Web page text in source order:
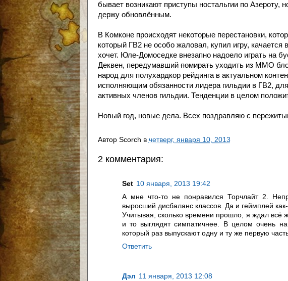
бывает возникают приступы ностальгии по Азероту,
держу обновлённым.
В Комконе происходят некоторые перестановки,
который ГВ2 не особо жаловал, купил игру,
хочет. Юле-Домоседке внезапно надоело играть на
Деквен, передумавшийпомиратьуходить из ММО
народ для полухардкор рейдинга в актуальном
исполняющим обязанности лидера гильдии в ГВ2,
активных членов гильдии. Тенденции в целом
Новый год, новые дела. Всех поздравляю с
Автор Scorch в четверг, января 10, 2013
2 комментария:
Set 10 января, 2013 19:42
А мне что-то не понравился Торчлайт 2.
выросший дисбаланс классов. Да и геймплей
Учитывая, сколько времени прошло, я ждал всё
и то выглядят симпатичнее. В целом очень
который раз выпускают одну и ту же первую
Ответить
Дэл 11 января, 2013 12:08